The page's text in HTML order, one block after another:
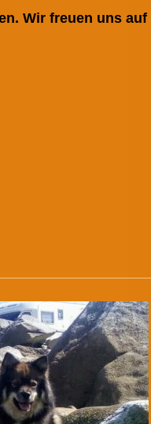
Wir freuen uns auf